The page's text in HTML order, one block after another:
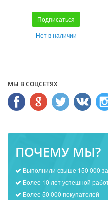
Подписаться
Нет в наличии
МЫ В СОЦСЕТЯХ
ПОЧЕМУ МЫ?
Выполнили свыше 150 000
Более 10 лет успешной
Более 50 000 покупателей